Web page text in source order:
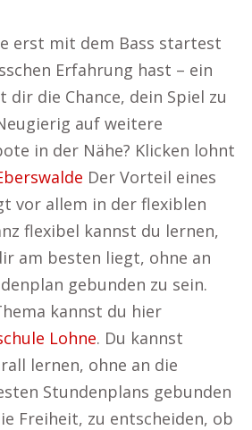
erst mit dem Bass startest
Erfahrung hast – ein
dir die Chance, dein Spiel zu
auf weitere
in der Nähe? Klicken lohnt
Der Vorteil eines
vor allem in der flexiblen
flexibel kannst du lernen,
am besten liegt, ohne an
gebunden zu sein.
kannst du hier
Lohne. Du kannst
lernen, ohne an die
Stundenplans gebunden
Freiheit, zu entscheiden, ob